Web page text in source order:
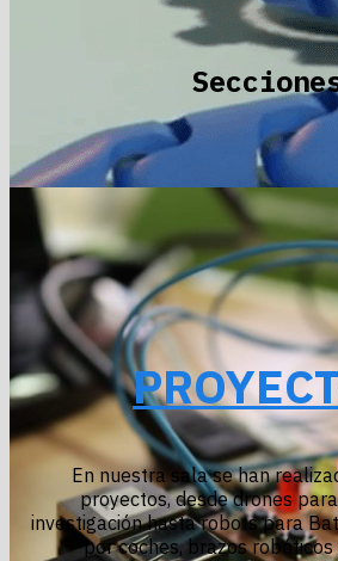
En nuestra sala se han
proyectos, desde drones
investigación hasta robots para
por coches, brazos robóticos